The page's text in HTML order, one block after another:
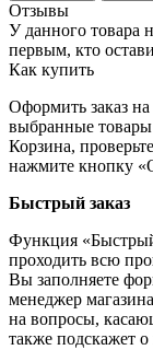
Отзывы
У данного товара
первым, кто
Как купить
Оформить заказ
выбранные товары
Корзина,
нажмите кнопку
Быстрый заказ
Функция «Быстрый
проходить всю
Вы заполняете
менеджер
на вопросы,
также подскажет